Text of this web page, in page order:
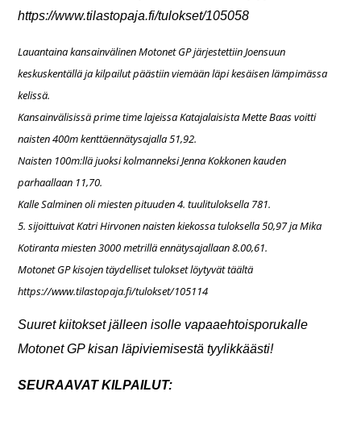
https://www.tilastopaja.fi/tulokset/105058
Lauantaina kansainvälinen Motonet GP järjestettiin Joensuun
keskuskentällä ja kilpailut päästiin viemään läpi kesäisen lämpimässa
kelissä.
Kansainvälisissä prime time lajeissa Katajalaisista Mette Baas voitti
naisten 400m kenttäennätysajalla 51,92.
Naisten 100m:llä juoksi kolmanneksi Jenna Kokkonen kauden
parhaallaan 11,70.
Kalle Salminen oli miesten pituuden 4. tuulituloksella 781.
5. sijoittuivat Katri Hirvonen naisten kiekossa tuloksella 50,97 ja Mika
Kotiranta miesten 3000 metrillä ennätysajallaan 8.00,61.
Motonet GP kisojen täydelliset tulokset löytyvät täältä
https://www.tilastopaja.fi/tulokset/105114
Suuret kiitokset jälleen isolle vapaaehtoisporukalle
Motonet GP kisan läpiviemisestä tyylikkäästi!
SEURAAVAT KILPAILUT: